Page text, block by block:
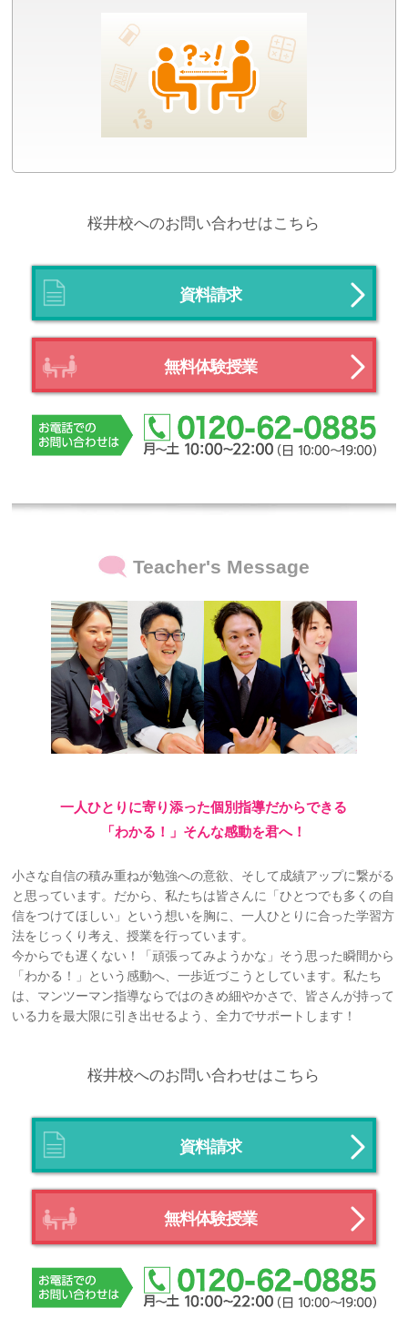
桜井校へのお問い合わせはこちら
資料請求
無料体験授業
Teacher's Message
一人ひとりに寄り添った個別指導だからできる
「わかる！」そんな感動を君へ！
小さな自信の積み重ねが勉強への意欲、そして成績アップに繋がる
と思っています。だから、私たちは皆さんに「ひとつでも多くの自
信をつけてほしい」という想いを胸に、一人ひとりに合った学習方
法をじっくり考え、授業を行っています。
今からでも遅くない！「頑張ってみようかな」そう思った瞬間から
「わかる！」という感動へ、一歩近づこうとしています。私たち
は、マンツーマン指導ならではのきめ細やかさで、皆さんが持って
いる力を最大限に引き出せるよう、全力でサポートします！
桜井校へのお問い合わせはこちら
資料請求
無料体験授業